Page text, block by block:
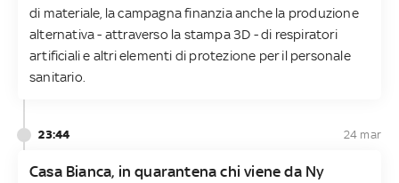
di materiale, la campagna finanzia anche la produzione
alternativa - attraverso la stampa 3D - di respiratori
artificiali e altri elementi di protezione per il personale
sanitario.
23:44 24 mar
Casa Bianca, in quarantena chi viene da Ny